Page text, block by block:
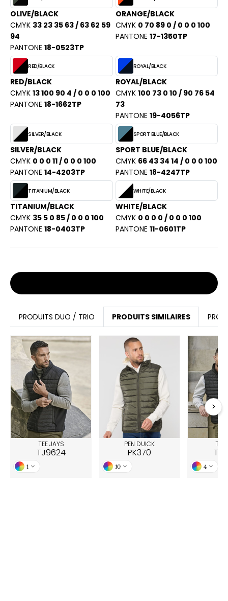
OLIVE/BLACK
CMYK 33 23 35 63 / 63 62 59
94
PANTONE 18-0523TP
ORANGE/BLACK
CMYK 0 70 89 0 / 0 0 0 100
PANTONE 17-1350TP
RED/BLACK
RED/BLACK
CMYK 13 100 90 4 / 0 0 0 100
PANTONE 18-1662TP
ROYAL/BLACK
ROYAL/BLACK
CMYK 100 73 0 10 / 90 76 54
73
PANTONE 19-4056TP
SILVER/BLACK
SILVER/BLACK
CMYK 0 0 0 11 / 0 0 0 100
PANTONE 14-4203TP
SPORT BLUE/BLACK
SPORT BLUE/BLACK
CMYK 66 43 34 14 / 0 0 0 100
PANTONE 18-4247TP
TITANIUM/BLACK
TITANIUM/BLACK
CMYK 35 5 0 85 / 0 0 0 100
PANTONE 18-0403TP
WHITE/BLACK
WHITE/BLACK
CMYK 0 0 0 0 / 0 0 0 100
PANTONE 11-0601TP
PRODUITS DUO / TRIO PRODUITS SIMILAIRES
TEE JAYS
TJ9624
1
PEN DUICK
PK370
10
TEE
4